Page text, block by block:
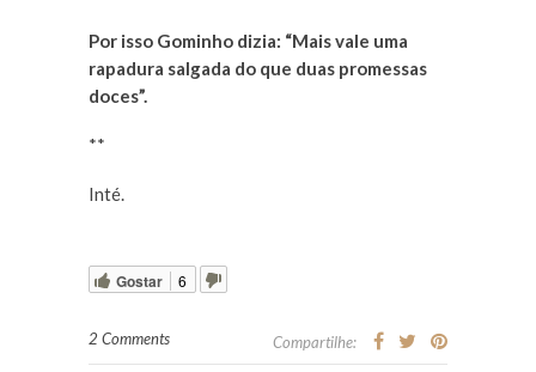
Por isso Gominho dizia: “Mais vale uma
rapadura salgada do que duas promessas
doces”.
**
Inté.
Gostar 6
2 Comments Compartilhe: